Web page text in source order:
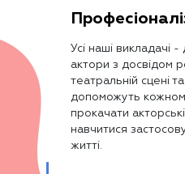
Усі наші викладачі -
актори з досвідом
театральній сцені
допоможуть
прокачати
навчитися
житті.